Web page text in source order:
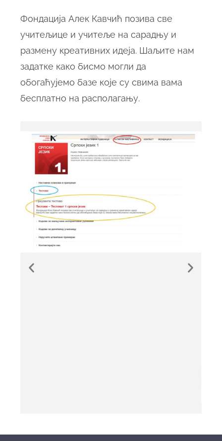
Фондација Алек Кавчић позива све
учитељице и учитеље на сарадњу и
размену креативних идеја. Шаљите нам
задатке како бисмо могли да
обогаћујемо базе које су свима вама
бесплатно на располагању.